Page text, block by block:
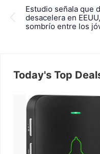
Estudio señala que
desacelera en
sombrío entre los
Today's Top